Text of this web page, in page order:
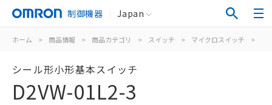
制御機器 Japan
ホーム > 商品情報 > 商品カテゴリ > スイッチ > マイクロスイッチ >
シール形小形基本スイッチ
D2VW-01L2-3